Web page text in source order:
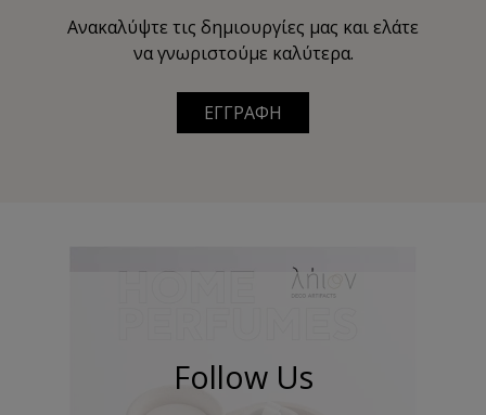
Ανακαλύψτε τις δημιουργίες μας και ελάτε
να γνωριστούμε καλύτερα.
ΕΓΓΡΑΦΗ
Follow Us